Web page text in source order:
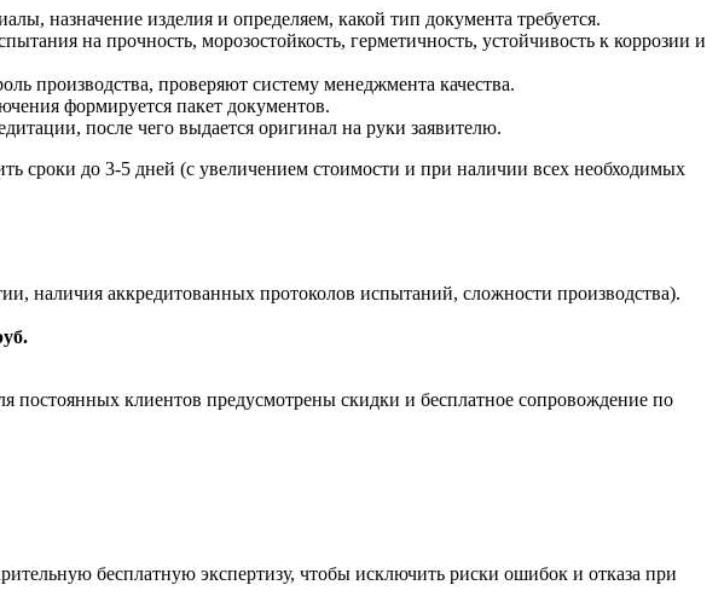
назначение изделия и определяем, какой тип документа требуется.
на прочность, морозостойкость, герметичность, устойчивость к коррозии и
производства, проверяют систему менеджмента качества.
формируется пакет документов.
после чего выдается оригинал на руки заявителю.
сроки до 3-5 дней (с увеличением стоимости и при наличии всех необходимых
наличия аккредитованных протоколов испытаний, сложности производства).
постоянных клиентов предусмотрены скидки и бесплатное сопровождение по
бесплатную экспертизу, чтобы исключить риски ошибок и отказа при